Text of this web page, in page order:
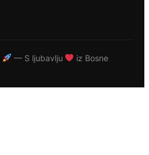
— S ljubavlju iz Bosne